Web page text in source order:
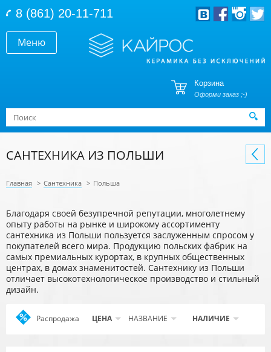
Меню
8 (861) 20-11-711
Корзина
Оформи заказ ;-)
Форма поиска
Поиск
САНТЕХНИКА ИЗ ПОЛЬШИ
Главная > Сантехника > Польша
Благодаря своей безупречной репутации, многолетнему
опыту работы на рынке и широкому ассортименту
сантехника из Польши пользуется заслуженным спросом у
покупателей всего мира. Продукцию польских фабрик на
самых премиальных курортах, в крупных общественных
центрах, в домах знаменитостей. Сантехнику из Польши
отличает высокотехнологическое производство и стильный
дизайн.
Распродажа ApplyЦЕНА НАЗВАНИЕ НАЛИЧИЕ